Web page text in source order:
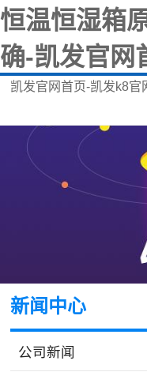
恒温恒湿箱
确-凯发官网
凯发官网首页-凯发k8官
新闻中心
公司新闻